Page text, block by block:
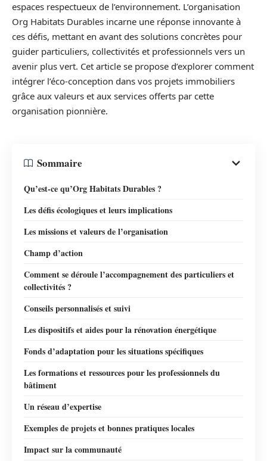
espaces respectueux de l’environnement. L’organisation
Org Habitats Durables incarne une réponse innovante à
ces défis, mettant en avant des solutions concrètes pour
guider particuliers, collectivités et professionnels vers un
avenir plus vert. Cet article se propose d’explorer comment
intégrer l’éco-conception dans vos projets immobiliers
grâce aux valeurs et aux services offerts par cette
organisation pionnière.
Sommaire
Qu’est-ce qu’Org Habitats Durables ?
Les défis écologiques et leurs implications
Les missions et valeurs de l’organisation
Champ d’action
Comment se déroule l’accompagnement des particuliers et
collectivités ?
Conseils personnalisés et suivi
Les dispositifs et aides pour la rénovation énergétique
Fonds d’adaptation pour les situations spécifiques
Les formations et ressources pour les professionnels du
bâtiment
Un réseau d’expertise
Exemples de projets et bonnes pratiques locales
Impact sur la communauté